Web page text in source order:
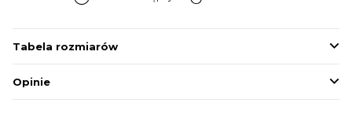
BIELIZNA
Tabela rozmiarów
Opinie